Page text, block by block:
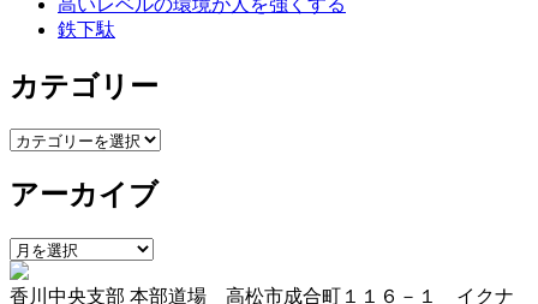
鉄下駄
カテゴリー
カ
ゴ
ー
アーカイブ
ア
ー
カ
香川中央支部 本部道場 高松市成合町１１６－１ イクナ